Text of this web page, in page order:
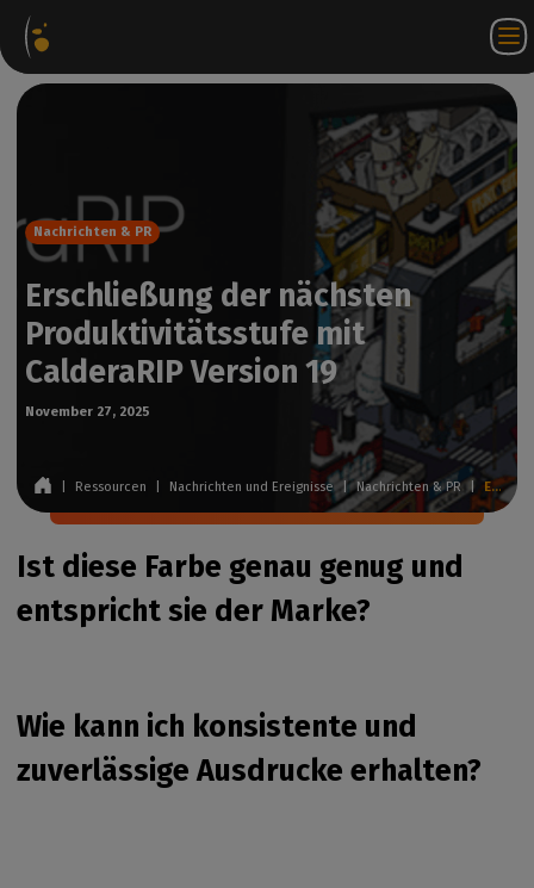
DE
Nachrichten & PR
Erschließung der nächsten
Produktivitätsstufe mit
CalderaRIP Version 19
November 27, 2025
Ressourcen Nachrichten und Ereignisse Nachrichten & PR Erschließung der nächsten Produktivitätsstufe mit CalderaRIP Version 19
Ist diese Farbe genau genug und
entspricht sie der Marke?
Wie kann ich konsistente und
zuverlässige Ausdrucke erhalten?